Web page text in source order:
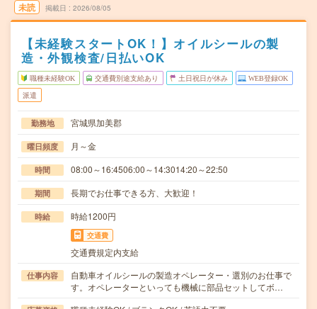
未読 掲載日 2026/08/05
【未経験スタートOK！】オイルシールの製
造・外観検査/日払いOK
職種未経験OK 交通費別途支給あり 土日祝日が休み WEB登録OK
派遣
勤務地 宮城県加美郡
曜日頻度 月～金
時間 08:00～16:4506:00～14:3014:20～22:50
期間 長期でお仕事できる方、大歓迎！
時給 時給1200円
交通費
交通費規定内支給
仕事内容
自動車オイルシールの製造オペレーター・選別のお仕事で
す。オペレーターといっても機械に部品セットしてボ…